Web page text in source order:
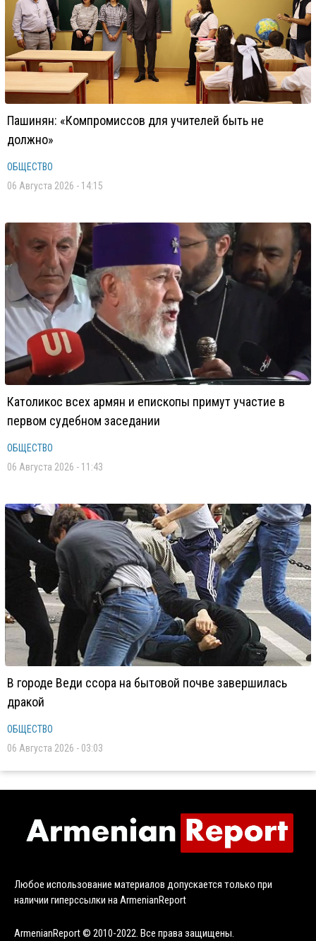
Пашинян: «Компромиссов для учителей быть не
должно»
ОБЩЕСТВО
06 Августа 2026 - 14:15
Католикос всех армян и епископы примут участие в
первом судебном заседании
ОБЩЕСТВО
06 Августа 2026 - 11:43
В городе Веди ссора на бытовой почве завершилась
дракой
ОБЩЕСТВО
06 Августа 2026 - 03:03
Любое использование материалов допускается только при
наличии гиперссылки на ArmenianReport
ArmenianReport © 2010-2022. Все права защищены.